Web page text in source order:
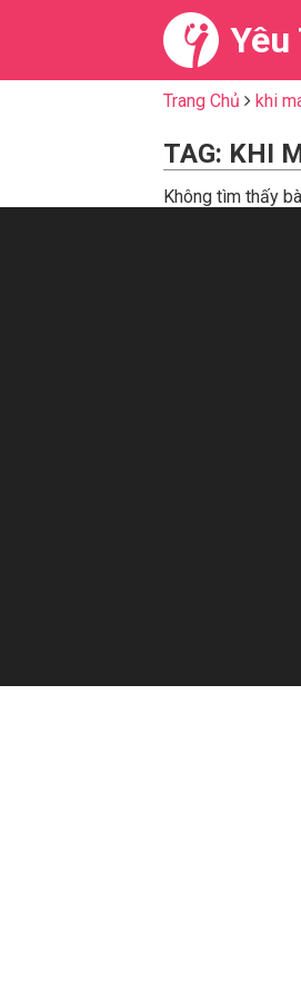
Yêu
Trang Chủ khi
TAG: KHI
Không tìm thấy